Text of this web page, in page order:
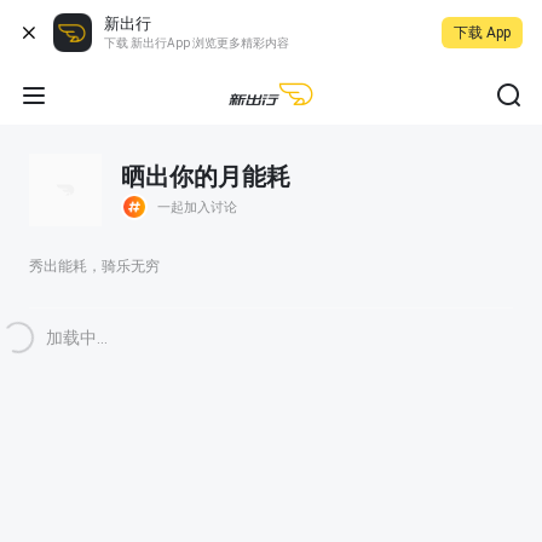
新出行
下载 新出行App 浏览更多精彩内容
下载 App
晒出你的月能耗
一起加入讨论
秀出能耗，骑乐无穷
加载中...